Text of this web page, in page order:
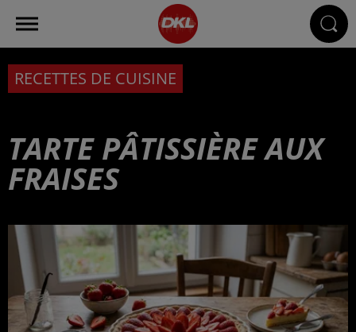
RECETTES DE CUISINE
TARTE PÂTISSIÈRE AUX
FRAISES